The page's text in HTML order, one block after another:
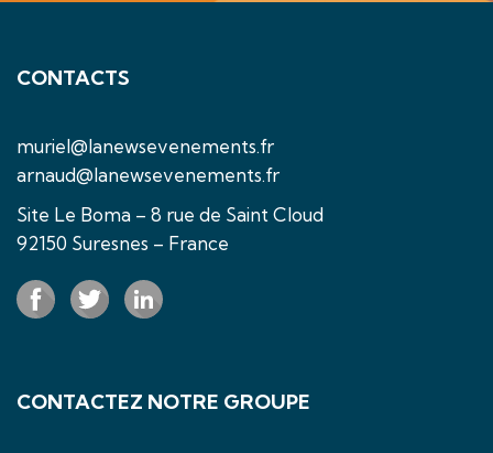
CONTACTS
muriel@lanewsevenements.fr
arnaud@lanewsevenements.fr
Site Le Boma – 8 rue de Saint Cloud
92150 Suresnes – France
CONTACTEZ NOTRE GROUPE